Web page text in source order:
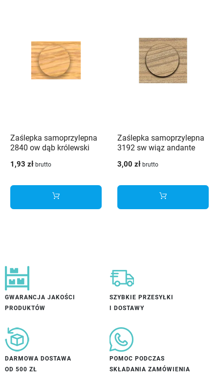
Zaślepka samoprzylepna
2840 ow dąb królewski
1,93 zł brutto
Zaślepka samoprzylepna
3192 sw wiąz andante
3,00 zł brutto
GWARANCJA JAKOŚCI
PRODUKTÓW
SZYBKIE PRZESYŁKI
I DOSTAWY
DARMOWA DOSTAWA
OD 500 ZŁ
POMOC PODCZAS
SKŁADANIA ZAMÓWIENIA